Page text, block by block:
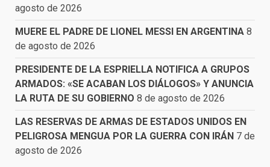
agosto de 2026
MUERE EL PADRE DE LIONEL MESSI EN ARGENTINA 8
de agosto de 2026
PRESIDENTE DE LA ESPRIELLA NOTIFICA A GRUPOS
ARMADOS: «SE ACABAN LOS DIÁLOGOS» Y ANUNCIA
LA RUTA DE SU GOBIERNO 8 de agosto de 2026
LAS RESERVAS DE ARMAS DE ESTADOS UNIDOS EN
PELIGROSA MENGUA POR LA GUERRA CON IRÁN 7 de
agosto de 2026